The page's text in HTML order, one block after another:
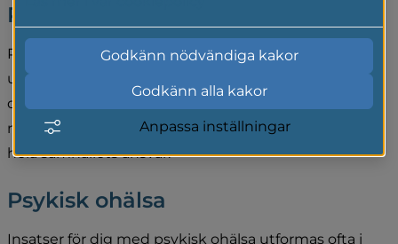
Psykisk hälsa
Psykisk hälsa handlar bland annat om att människor
upplever sin tillvaro meningsfull, att de kan vara
delaktiga i samhället och kan hantera livets
motgångar. Det är en av våra stora framtidsfrågor och
hela samhällets ansvar.
Psykisk ohälsa
Insatser för dig med psykisk ohälsa utformas ofta i
Godkänn nödvändiga kakor
Godkänn alla kakor
Anpassa inställningar